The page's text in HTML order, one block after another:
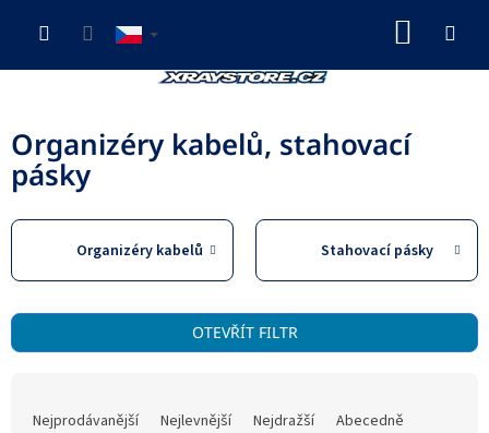
Organizéry kabelů, stahovací
pásky
Organizéry kabelů Stahovací pásky
Nejprodávanější Nejlevnější Nejdražší Abecedně
OTEVŘÍT FILTR
V
ý